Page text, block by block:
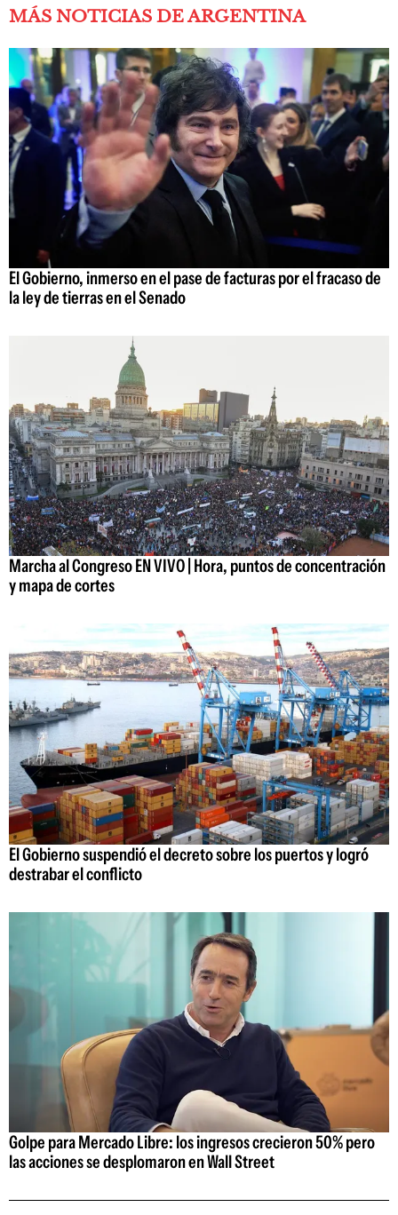
MÁS NOTICIAS DE ARGENTINA
El Gobierno, inmerso en el pase de facturas por el fracaso de
la ley de tierras en el Senado
Marcha al Congreso EN VIVO | Hora, puntos de concentración
y mapa de cortes
El Gobierno suspendió el decreto sobre los puertos y logró
destrabar el conflicto
Golpe para Mercado Libre: los ingresos crecieron 50% pero
las acciones se desplomaron en Wall Street